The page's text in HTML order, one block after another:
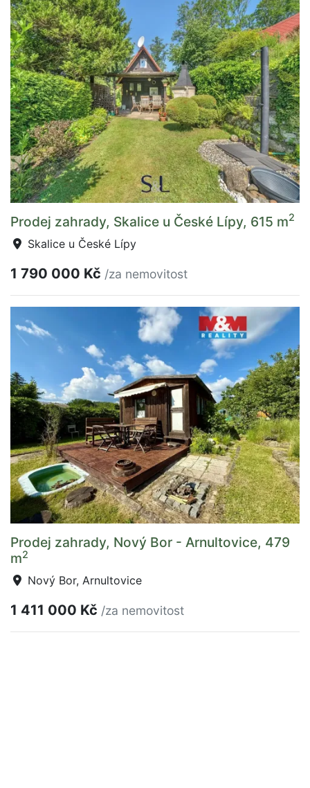
Prodej zahrady, Skalice u České Lípy, 615 m2
Skalice u České Lípy
1 790 000 Kč /za nemovitost
Prodej zahrady, Nový Bor - Arnultovice, 479
m2
Nový Bor, Arnultovice
1 411 000 Kč /za nemovitost